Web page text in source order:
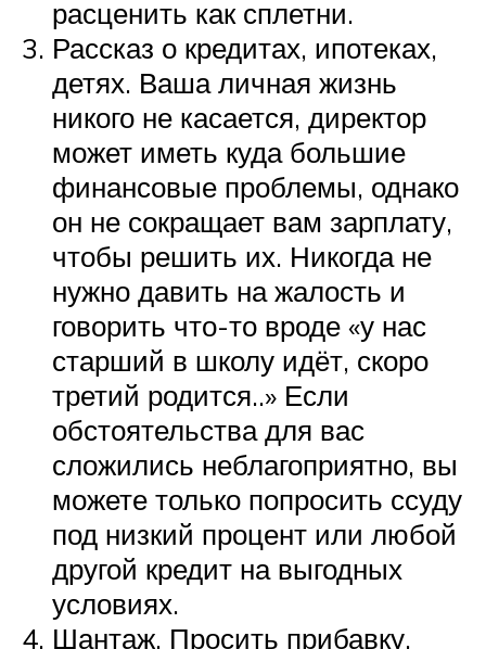
расценить как сплетни.
Рассказ о кредитах, ипотеках,
детях. Ваша личная жизнь
никого не касается, директор
может иметь куда большие
финансовые проблемы, однако
он не сокращает вам зарплату,
чтобы решить их. Никогда не
нужно давить на жалость и
говорить что-то вроде «у нас
старший в школу идёт, скоро
третий родится..» Если
обстоятельства для вас
сложились неблагоприятно, вы
можете только попросить ссуду
под низкий процент или любой
другой кредит на выгодных
условиях.
Шантаж. Просить прибавку,